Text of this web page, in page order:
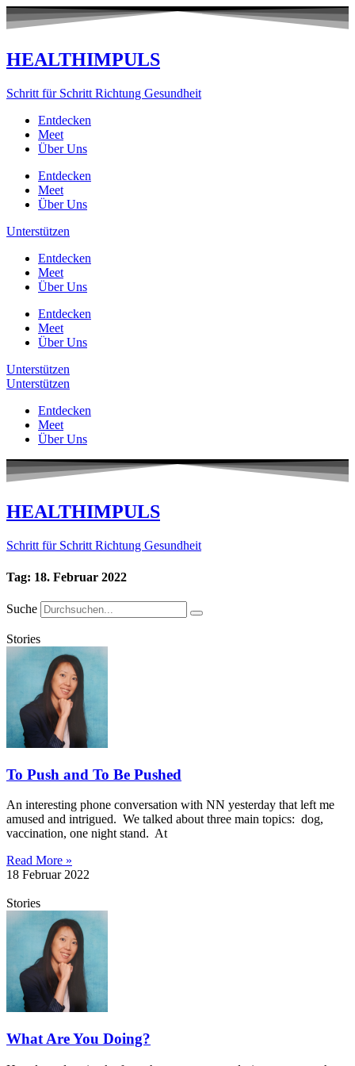
Zum
Inhalt
HEALTHIMPULS
Schritt für Schritt Richtung Gesundheit
Entdecken
Meet
Über Uns
Entdecken
Meet
Über Uns
Unterstützen
Entdecken
Meet
Über Uns
Entdecken
Meet
Über Uns
Unterstützen
Unterstützen
Entdecken
Meet
Über Uns
HEALTHIMPULS
Schritt für Schritt Richtung Gesundheit
Tag: 18. Februar 2022
Suche
Stories
To Push and To Be Pushed
An interesting phone conversation with NN yesterday that left me
amused and intrigued. We talked about three main topics: dog,
vaccination, one night stand. At
Read More »
18 Februar 2022
Stories
What Are You Doing?